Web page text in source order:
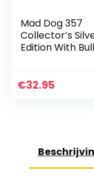
Mad Dog 357
Collector’s
Edition With
€32.95